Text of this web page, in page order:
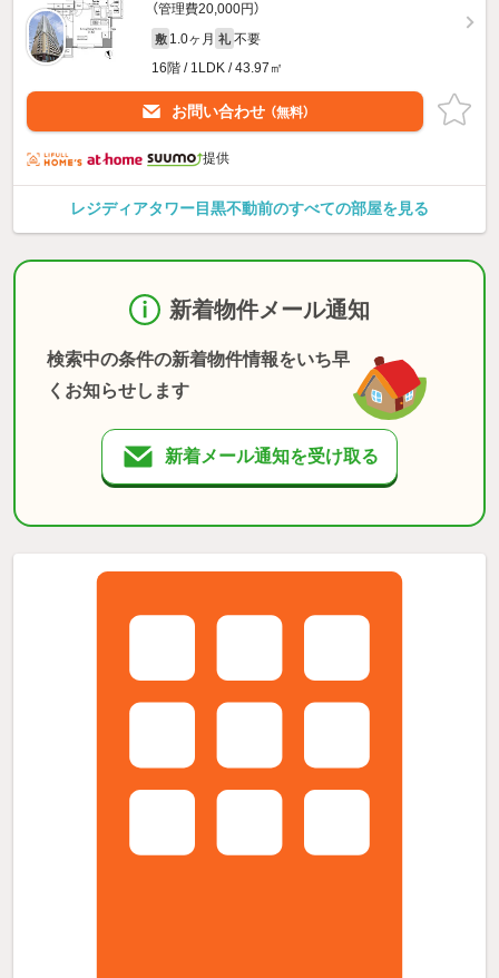
（管理費20,000円）
敷 1.0ヶ月 礼 不要
16階 / 1LDK / 43.97㎡
お問い合わせ （無料）
提供
レジディアタワー目黒不動前のすべての部屋を見る
新着物件メール通知
検索中の条件の新着物件情報をいち早
くお知らせします
新着メール通知を受け取る